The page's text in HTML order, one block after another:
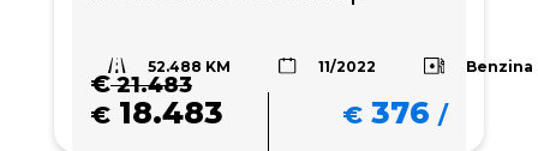
52.488 KM 11/2022 Benzina
€21.483
€ 18.483 € 376 /